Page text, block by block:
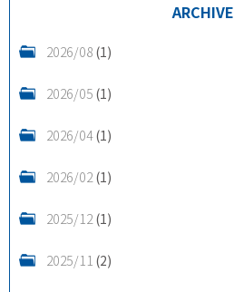
ARCHIVE
2026/08(1)
2026/05(1)
2026/04(1)
2026/02(1)
2025/12(1)
2025/11(2)